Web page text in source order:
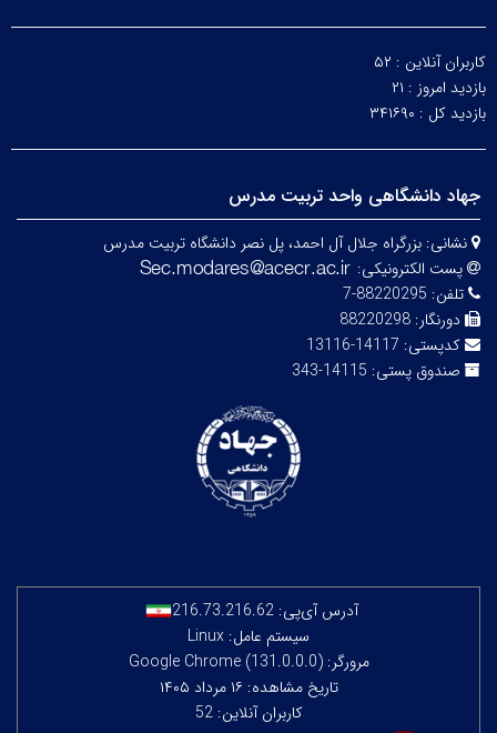
کاربران آنلاین : ۵۲
بازدید امروز : ۲۱
بازدید کل : ۳۴۱۶۹۰
جهاد دانشگاهی واحد تربیت مدرس
نشانی: بزرگراه جلال آل احمد، پل نصر دانشگاه تربیت مدرس
پست الکترونیکی:
تلفن: 88220295-7
دورنگار: 88220298
کدپستی: 14117-13116
صندوق پستی: 14115-343
آدرس آی‌پی: 216.73.216.62
سیستم عامل: Linux
مرورگر: Google Chrome (131.0.0.0)
تاریخ مشاهده: ۱۶ مرداد ۱۴۰۵
کاربران آنلاین: 52